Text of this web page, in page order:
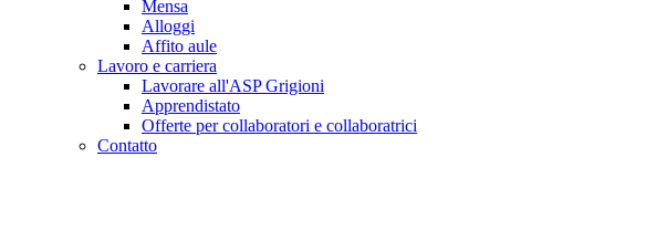
Mensa
Alloggi
Affito aule
Lavoro e carriera
Lavorare all'ASP Grigioni
Apprendistato
Offerte per collaboratori e collaboratrici
Contatto